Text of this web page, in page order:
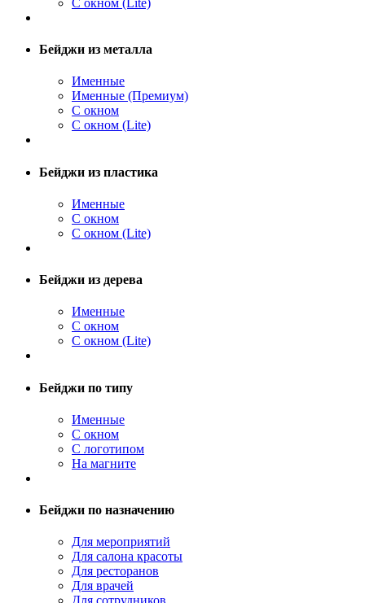
Бейджи из металла
Именные
Именные (Премиум)
С окном
С окном (Lite)
Бейджи из пластика
Именные
С окном
С окном (Lite)
Бейджи из дерева
Именные
С окном
С окном (Lite)
Бейджи по типу
Именные
С окном
С логотипом
На магните
Бейджи по назначению
Для мероприятий
Для салона красоты
Для ресторанов
Для врачей